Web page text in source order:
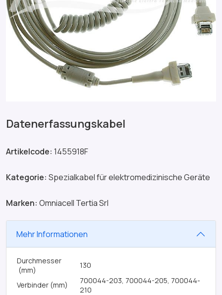
Datenerfassungskabel
Artikelcode: 1455918F
Kategorie: Spezialkabel für elektromedizinische Geräte
Marken: Omniacell Tertia Srl
Mehr Informationen
Durchmesser
(mm)
130
Verbinder (mm)
700044-203, 700044-205, 700044-
210